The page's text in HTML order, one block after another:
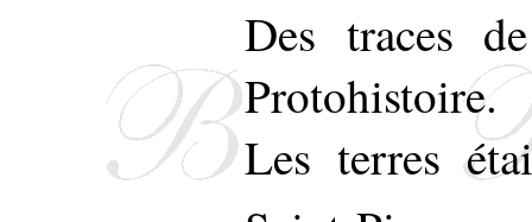
Des traces
Protohistoire.
Les terres